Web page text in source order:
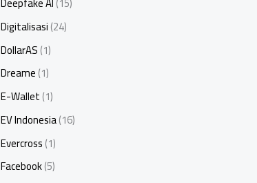
Digitalisasi(24)
DollarAS(1)
Dreame(1)
E-Wallet(1)
EV Indonesia(16)
Evercross(1)
Facebook(5)